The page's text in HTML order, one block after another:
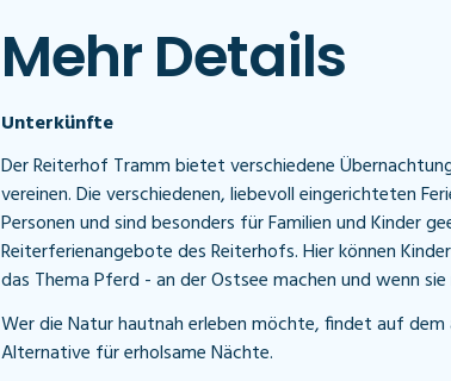
Mehr Details
Unterkünfte
Der Reiterhof Tramm bietet verschiedene
vereinen. Die verschiedenen, liebevoll eingerichteten
Personen und sind besonders für Familien und Kinder
Reiterferienangebote des Reiterhofs. Hier können
das Thema Pferd - an der Ostsee machen und wenn
Wer die Natur hautnah erleben möchte, findet auf
Alternative für erholsame Nächte.